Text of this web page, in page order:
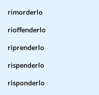
rimorderlo
rioffenderlo
riprenderlo
rispenderlo
risponderlo